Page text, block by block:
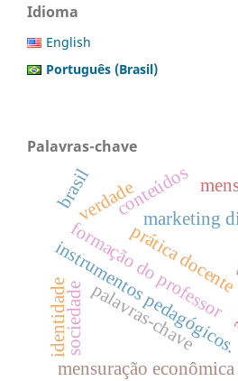
Idioma
English
Português (Brasil)
Palavras-chave
marketing
instrumentosprática docente
conteúdos
mensuração econômica
formação do professor
sociedadepalavras-chave
identidade
verdade
brasil